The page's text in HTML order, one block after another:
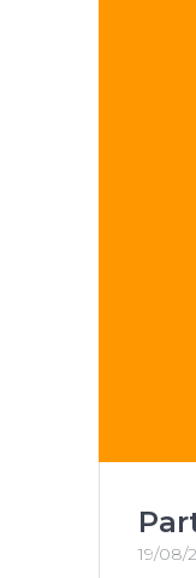
19/08/